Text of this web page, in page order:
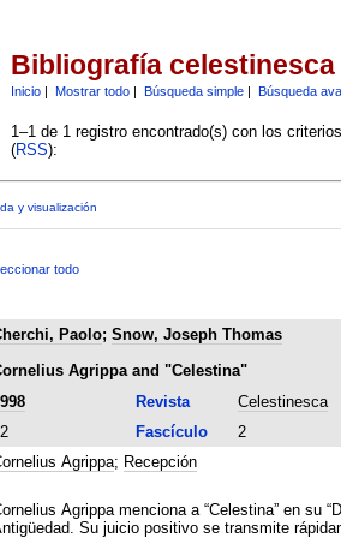
Bibliografía celestinesca
Inicio| Mostrar todo| Búsqueda simple| Búsqueda
1–1 de 1 registro encontrado(s) con los
(RSS):
y visualización
todo
Paolo; Snow, Joseph Thomas
Agrippa and "Celestina"
Revista
Celestinesca
Fascículo
2
Agrippa; Recepción
Agrippa menciona a “Celestina” en su
Su juicio positivo se transmite